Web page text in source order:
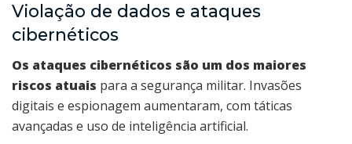
Violação de dados e ataques
cibernéticos
Os ataques cibernéticos são um dos maiores
riscos atuais para a segurança militar. Invasões
digitais e espionagem aumentaram, com táticas
avançadas e uso de inteligência artificial.